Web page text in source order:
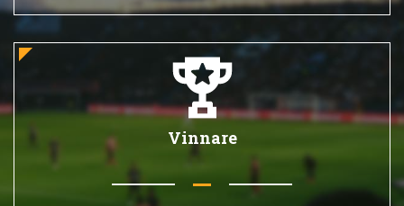
Vinnare